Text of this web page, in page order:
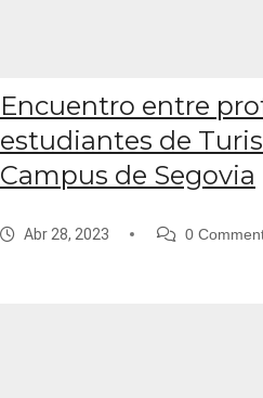
Encuentro entre
estudiantes de
Campus de Segovia
Abr 28, 2023 0